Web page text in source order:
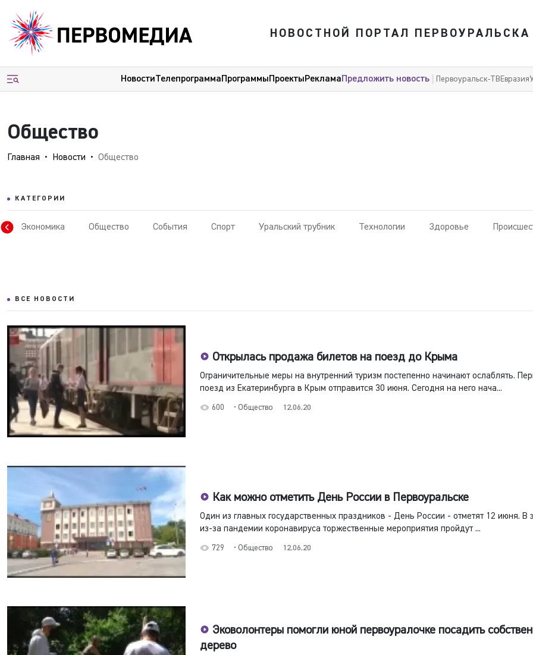
НОВОСТНОЙ ПОРТАЛ ПЕРВОУРАЛЬСКА
НовостиТелепрограммаПрограммыПроектыРекламаПредложить новость Первоуральск-ТВ Евразия
Общество
Главная Новости Общество
КАТЕГОРИИ
Экономика Общество События Спорт Уральский трубник Технологии Здоровье
ВСЕ НОВОСТИ
Открылась продажа билетов на поезд до Крыма
Ограничительные меры на внутренний туризм постепенно начинают ослаблять.
поезд из Екатеринбурга в Крым отправится 30 июня. Сегодня на него нача...
600 • Общество 12.06.20
Как можно отметить День России в Первоуральске
Один из главных государственных праздников - День России - отметят 12 июня. В
из-за пандемии коронавируса торжественные мероприятия пройдут ...
729 • Общество 12.06.20
Эковолонтеры помогли юной первоуралочке посадить
дерево